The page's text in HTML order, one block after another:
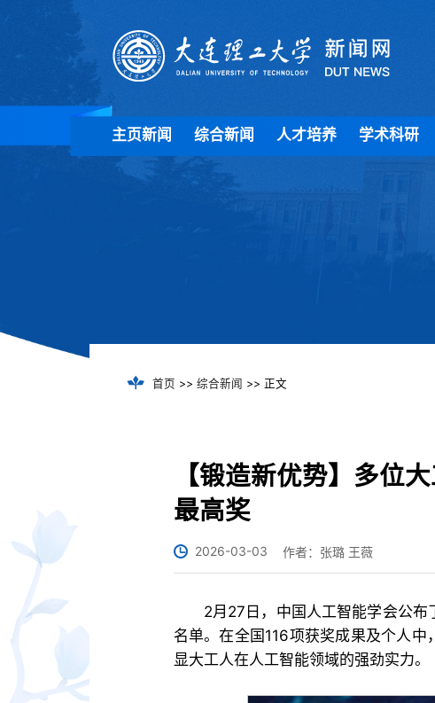
主页新闻 综合新闻 人才培养 学术科研
首页 >> 综合新闻 >> 正文
【锻造新优势】多位
最高奖
2026-03-03 作者：张璐 王薇
2月27日，中国人工智能学会公布
名单。在全国116项获奖成果及个人
显大工人在人工智能领域的强劲实力。